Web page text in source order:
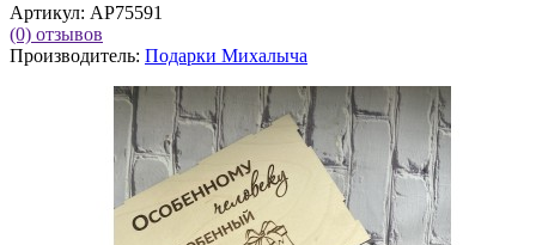
Артикул: AP75591
(0) отзывов
Производитель: Подарки Михалыча